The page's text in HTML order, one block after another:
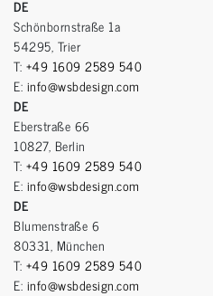
DE
Schönbornstraße 1a
54295, Trier
T: +49 1609 2589 540
E: info@wsbdesign.com
DE
Eberstraße 66
10827, Berlin
T: +49 1609 2589 540
E: info@wsbdesign.com
DE
Blumenstraße 6
80331, München
T: +49 1609 2589 540
E: info@wsbdesign.com